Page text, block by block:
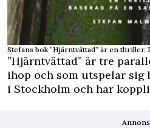
Stefans bok ”Hjärntvättad” är en thriller.
”Hjärntvättad” är tre
ihop och som utspelar sig
i Stockholm och har
Annons